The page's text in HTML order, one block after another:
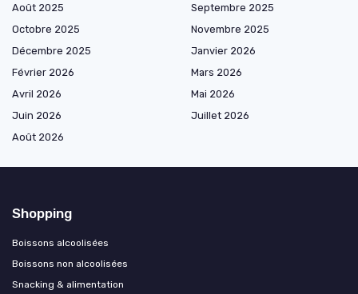
Août 2025
Septembre 2025
Octobre 2025
Novembre 2025
Décembre 2025
Janvier 2026
Février 2026
Mars 2026
Avril 2026
Mai 2026
Juin 2026
Juillet 2026
Août 2026
Shopping
Boissons alcoolisées
Boissons non alcoolisées
Snacking & alimentation